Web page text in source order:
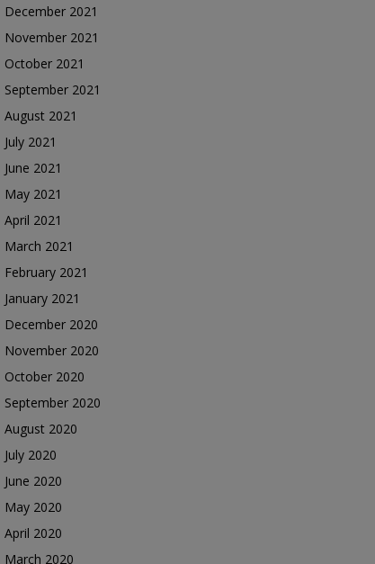
December 2021
November 2021
October 2021
September 2021
August 2021
July 2021
June 2021
May 2021
April 2021
March 2021
February 2021
January 2021
December 2020
November 2020
October 2020
September 2020
August 2020
July 2020
June 2020
May 2020
April 2020
March 2020